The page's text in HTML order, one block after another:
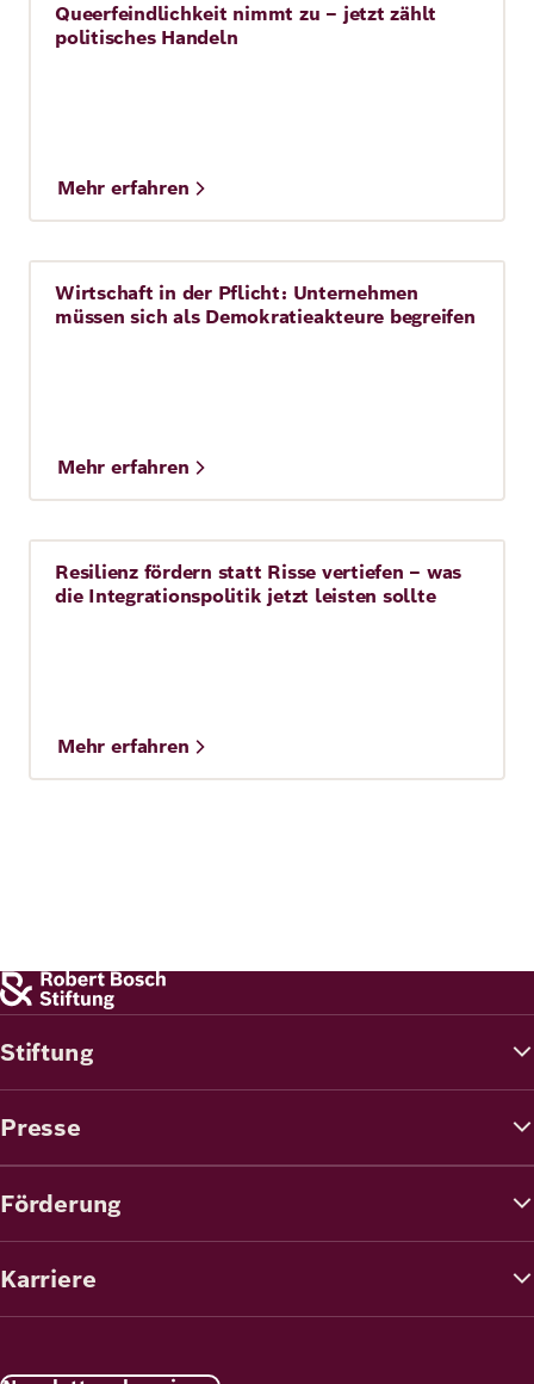
Story
Queerfeindlichkeit nimmt zu – jetzt zählt
politisches Handeln
Mehr erfahren
Story
Wirtschaft in der Pflicht: Unternehmen
müssen sich als Demokratieakteure begreifen
Mehr erfahren
Story
Resilienz fördern statt Risse vertiefen – was
die Integrationspolitik jetzt leisten sollte
Mehr erfahren
Stiftung
Presse
Förderung
Karriere